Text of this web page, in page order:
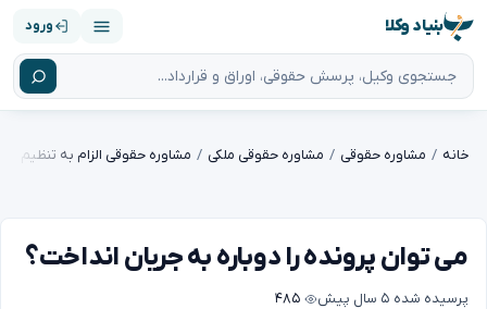
بنیاد وکلا ورود
خانه مشاوره حقوقی مشاوره حقوقی ملکی مشاوره حقوقی الزام به تنظیم
می توان پرونده را دوباره به جریان انداخت؟
پرسیده شده ۵ سال پیش ۴۸۵